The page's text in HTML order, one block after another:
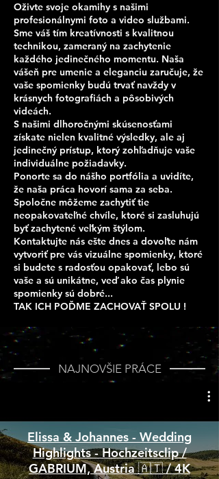
Oživte svoje okamihy s našimi
profesionálnymi foto a video službami.
Sme váš tím kreatívnosti s kvalitnou
technikou, zameraný na zachytenie
každého jedinečného momentu. Naša
vášeň pre umenie a eleganciu zaručuje, že
vaše spomienky budú trvať navždy v
krásnych fotografiách a pôsobivých
videách.
S našimi dlhoročnými skúsenosťami
získate nielen kvalitné výsledky, ale aj
jedinečný prístup, ktorý zohľadňuje vaše
individuálne požiadavky.
Ponorte sa do nášho portfólia a uvidíte,
že naša práca hovorí sama za seba.
Spoločne môžeme zachytiť tie
neopakovateľné chvíle, ktoré si zasluhujú
byť zachytené veľkým štýlom.
Kontaktujte nás ešte dnes a dovoľte nám
vytvoriť pre vás vizuálne spomienky, ktoré
si budete s radosťou opakovať, lebo sú
vaše a sú unikátne, veď ako čas plynie
spomienky sú dobré...
TAK ICH POĎME ZACHOVAŤ SPOLU !
NAJNOVŠIE PRÁCE
Elissa & Johannes - Wedding
Highlights - Hochzeitsclip /
GABRIUM, Austria 🇦🇹 / 4K